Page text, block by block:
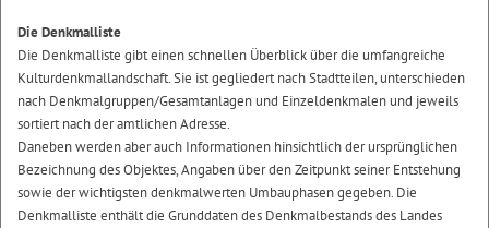
Die Denkmalliste
Die Denkmalliste gibt einen schnellen Überblick über die umfangreiche
Kulturdenkmallandschaft. Sie ist gegliedert nach Stadtteilen, unterschieden
nach Denkmalgruppen/Gesamtanlagen und Einzeldenkmalen und jeweils
sortiert nach der amtlichen Adresse.
Daneben werden aber auch Informationen hinsichtlich der ursprünglichen
Bezeichnung des Objektes, Angaben über den Zeitpunkt seiner Entstehung
sowie der wichtigsten denkmalwerten Umbauphasen gegeben. Die
Denkmalliste enthält die Grunddaten des Denkmalbestands des Landes